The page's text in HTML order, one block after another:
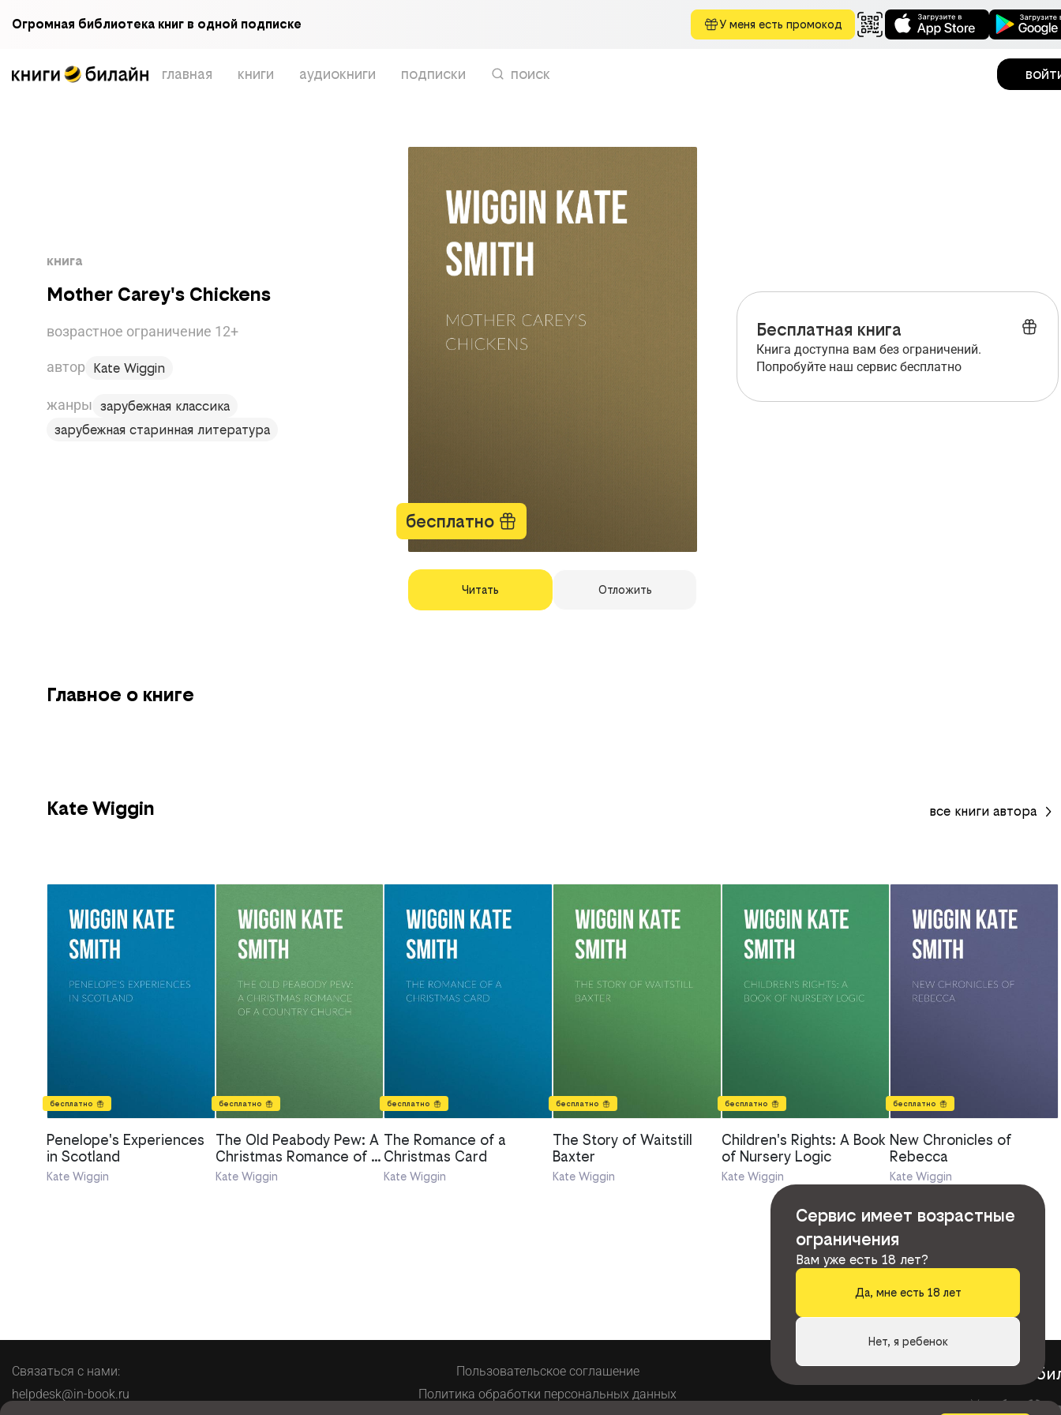
Огромная библиотека книг в одной подписке У меня есть промокод
главная книги аудиокниги подписки поиск
книга
Mother Carey's Chickens
возрастное ограничение 12+
автор Kate Wiggin
жанры зарубежная классика
зарубежная старинная литература
бесплатно
Читать Отложить
Бесплатная книга
Книга доступна вам без ограничений.
Попробуйте наш сервис бесплатно
Главное о книге
Kate Wiggin все книги автора
бесплатно
Penelope's Experiences
in Scotland
Kate Wiggin
бесплатно
The Old Peabody Pew: A
Christmas Romance of a
Country Church
Kate Wiggin
бесплатно
The Romance of a
Christmas Card
Kate Wiggin
бесплатно
The Story of Waitstill
Baxter
Kate Wiggin
бесплатно
Children's Rights: A Book
of Nursery Logic
Kate Wiggin
бесплатно
New Chronicles of
Rebecca
Kate Wiggin
Связаться с нами:
helpdesk@in-book.ru
Пользовательское соглашение
Политика обработки персональных данных
Сервис имеет возрастные
ограничения
Вам уже есть 18 лет?
Да, мне есть 18 лет
Нет, я ребенок